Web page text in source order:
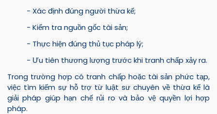
- Xác định đúng người thừa kế;
- Kiểm tra nguồn gốc tài sản;
- Thực hiện đúng thủ tục pháp lý;
- Ưu tiên thương lượng trước khi tranh chấp xảy ra.
Trong trường hợp có tranh chấp hoặc tài sản phức tạp,
việc tìm kiếm sự hỗ trợ từ luật sư chuyên về thừa kế là
giải pháp giúp hạn chế rủi ro và bảo vệ quyền lợi hợp
pháp.